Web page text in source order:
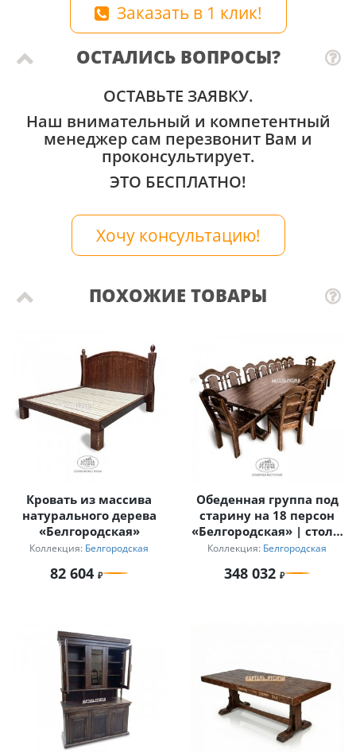
Заказать в 1 клик!
ОСТАЛИСЬ ВОПРОСЫ?
ОСТАВЬТЕ ЗАЯВКУ.
Наш внимательный и компетентный
менеджер сам перезвонит Вам и
проконсультирует.
ЭТО БЕСПЛАТНО!
Хочу консультацию!
ПОХОЖИЕ ТОВАРЫ
Кровать из массива
натурального дерева
«Белгородская»
Коллекция: Белгородская
82 604
Обеденная группа под
старину на 18 персон
«Белгородская» | стол 4
м
Коллекция: Белгородская
348 032